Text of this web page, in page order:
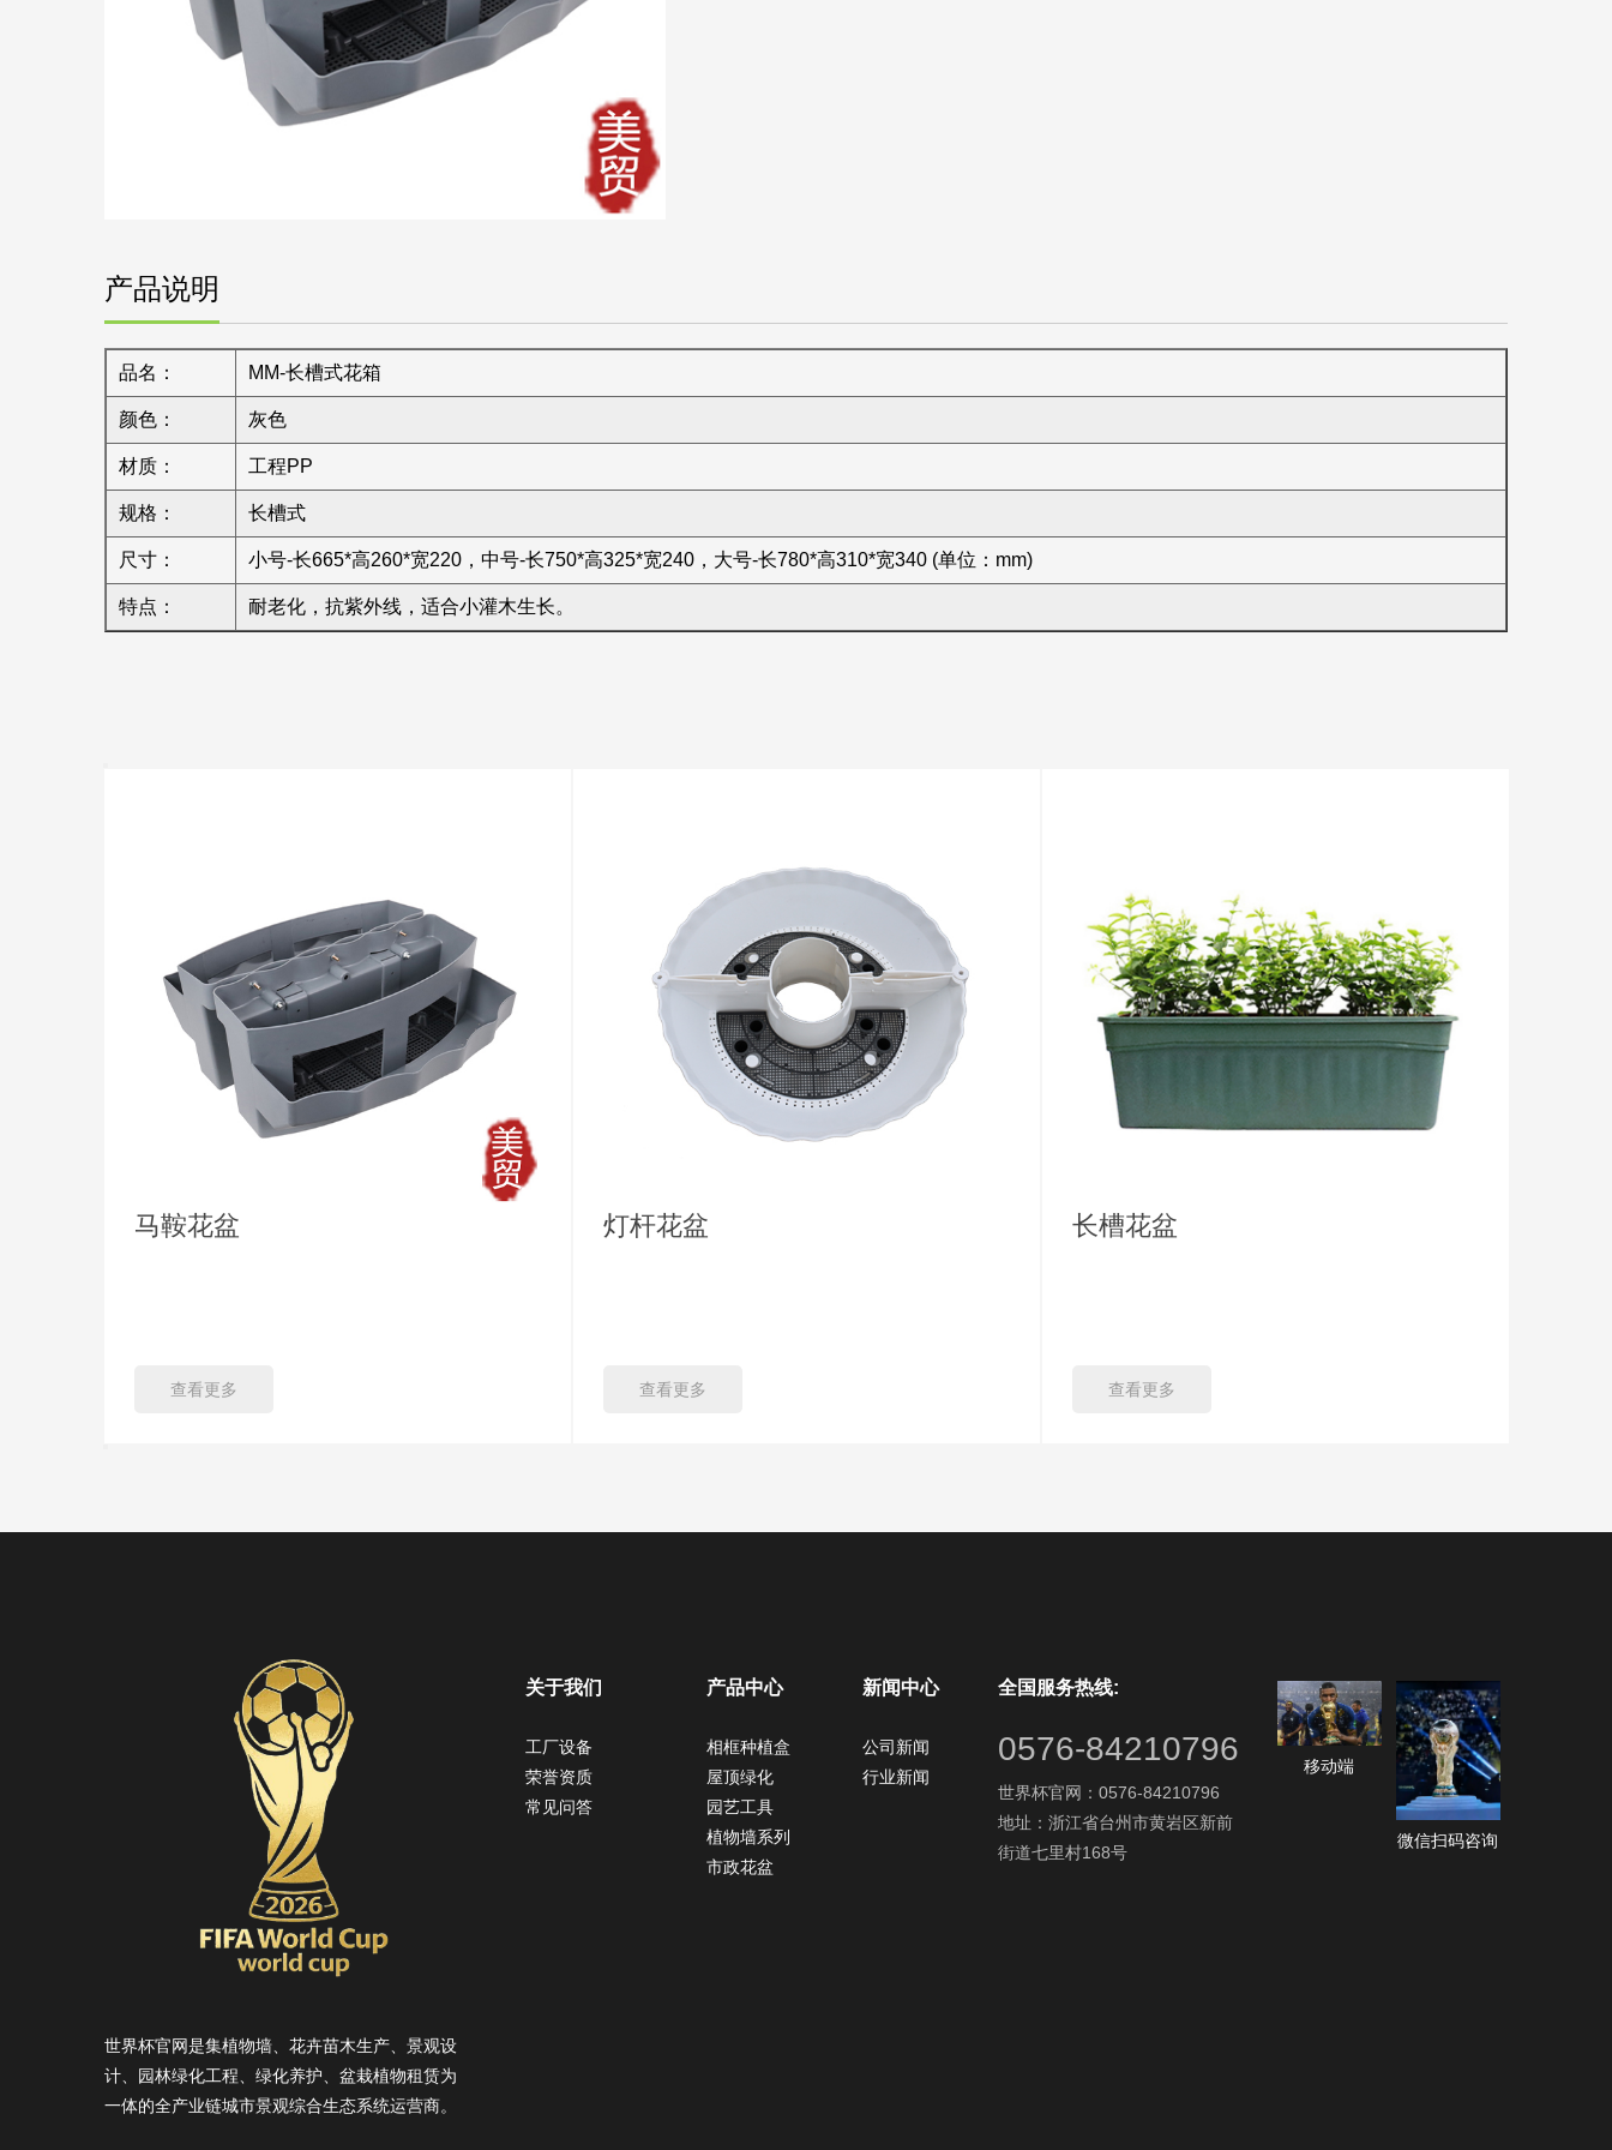
产品说明
品名： MM-长槽式花箱
颜色： 灰色
材质： 工程PP
规格： 长槽式
尺寸： 小号-长665*高260*宽220，中号-长750*高325*宽240，大号-长780*高310*宽340 (单位：mm)
特点： 耐老化，抗紫外线，适合小灌木生长。
马鞍花盆
查看更多
灯杆花盆
查看更多
长槽花盆
查看更多
世界杯官网是集植物墙、花卉苗木生产、景观设
计、园林绿化工程、绿化养护、盆栽植物租赁为
一体的全产业链城市景观综合生态系统运营商。
关于我们
工厂设备
荣誉资质
常见问答
产品中心
相框种植盒
屋顶绿化
园艺工具
植物墙系列
市政花盆
新闻中心
公司新闻
行业新闻
全国服务热线:
0576-84210796
世界杯官网：0576-84210796
地址：浙江省台州市黄岩区新前
街道七里村168号
移动端
微信扫码咨询